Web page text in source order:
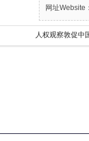
网址Website
人权观察敦促中